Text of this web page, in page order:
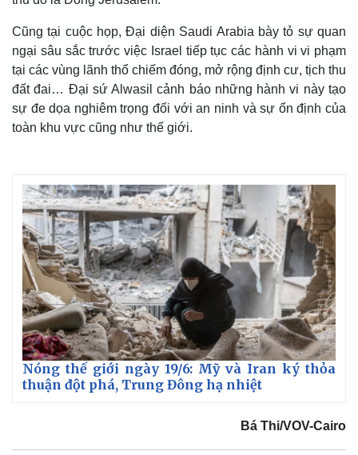
Cũng tại cuộc họp, Đại diện Saudi Arabia bày tỏ sự quan
ngại sâu sắc trước việc Israel tiếp tục các hành vi vi phạm
tại các vùng lãnh thổ chiếm đóng, mở rộng định cư, tịch thu
đất đai… Đại sứ Alwasil cảnh báo những hành vi này tạo
sự đe dọa nghiêm trọng đối với an ninh và sự ổn định của
toàn khu vực cũng như thế giới.
Nóng thế giới ngày 19/6: Mỹ và Iran ký thỏa
thuận đột phá, Trung Đông hạ nhiệt
Bá Thi/VOV-Cairo